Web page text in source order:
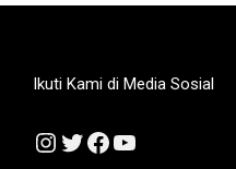
Ikuti Kami di Media Sosial
Instagram
Twitter
Facebook
YouTube